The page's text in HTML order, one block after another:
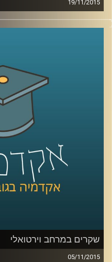
19/11/2015
דוקטור שירי רזניק
ה-60 וה-90,
וילדות למפיקי טלוויזיה
AudioVersity
שקרים במרחב וירטואלי
05/11/2015